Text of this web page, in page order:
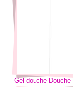
Gel douche Douche